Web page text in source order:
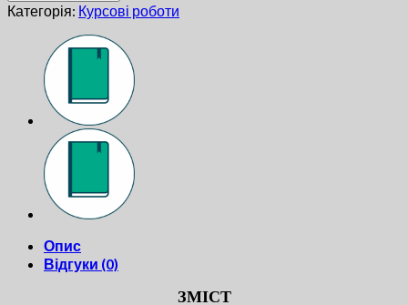
Категорія: Курсові роботи
Опис
Відгуки (0)
ЗМICТ